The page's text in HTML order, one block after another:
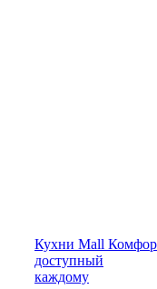
Кухни Mall
доступный
каждому